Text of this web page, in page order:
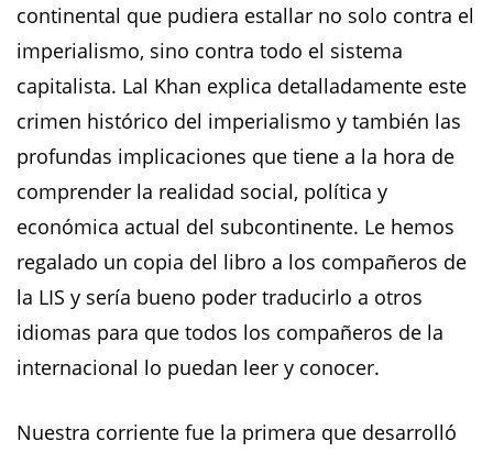
continental que pudiera estallar no solo contra el
imperialismo, sino contra todo el sistema
capitalista. Lal Khan explica detalladamente este
crimen histórico del imperialismo y también las
profundas implicaciones que tiene a la hora de
comprender la realidad social, política y
económica actual del subcontinente. Le hemos
regalado un copia del libro a los compañeros de
la LIS y sería bueno poder traducirlo a otros
idiomas para que todos los compañeros de la
internacional lo puedan leer y conocer.
Nuestra corriente fue la primera que desarrolló